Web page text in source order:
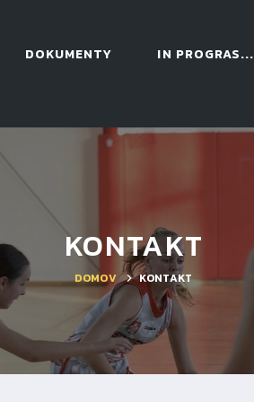
DOKUMENTY IN PROGRAS...
KONTAKT
DOMOV KONTAKT